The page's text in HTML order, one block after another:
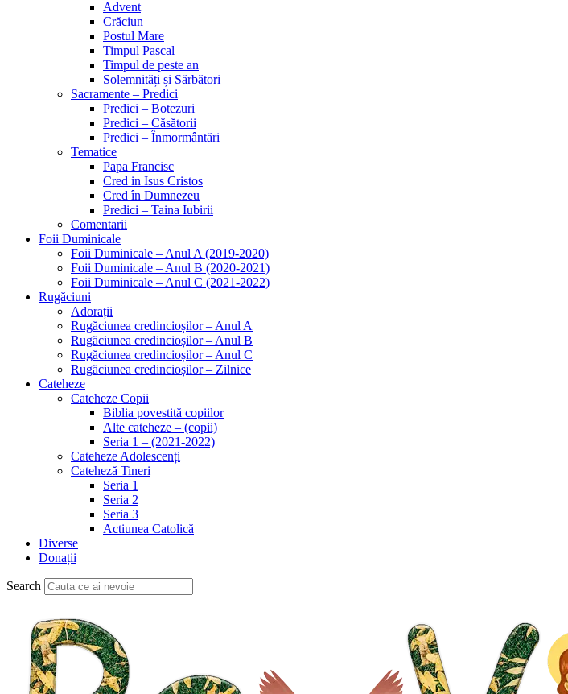
Advent
Crăciun
Postul Mare
Timpul Pascal
Timpul de peste an
Solemnități și Sărbători
Sacramente – Predici
Predici – Botezuri
Predici – Căsătorii
Predici – Înmormântări
Tematice
Papa Francisc
Cred in Isus Cristos
Cred în Dumnezeu
Predici – Taina Iubirii
Comentarii
Foii Duminicale
Foii Duminicale – Anul A (2019-2020)
Foii Duminicale – Anul B (2020-2021)
Foii Duminicale – Anul C (2021-2022)
Rugăciuni
Adorații
Rugăciunea credincioșilor – Anul A
Rugăciunea credincioșilor – Anul B
Rugăciunea credincioșilor – Anul C
Rugăciunea credincioșilor – Zilnice
Cateheze
Cateheze Copii
Biblia povestită copiilor
Alte cateheze – (copii)
Seria 1 – (2021-2022)
Cateheze Adolescenți
Cateheză Tineri
Seria 1
Seria 2
Seria 3
Actiunea Catolică
Diverse
Donații
Search